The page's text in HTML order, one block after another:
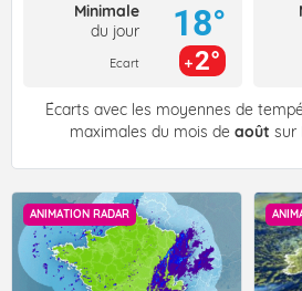
Minimale
du jour
Ecart
18°
2°
Écarts avec les moyennes de
maximales du mois de août sur
ANIMATION RADAR